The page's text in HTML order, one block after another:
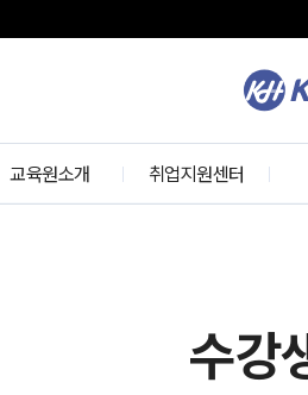
K
H
보
교
육
선배와의 대화
취업현황
교육원소개 취업지원센터
수강